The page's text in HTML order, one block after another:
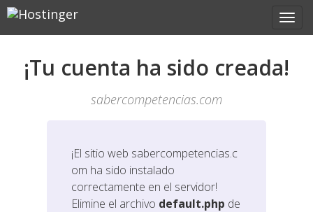
¡Tu cuenta ha sido creada!
sabercompetencias.com
¡El sitio web sabercompetencias.c
om ha sido instalado
correctamente en el servidor!
Elimine el archivo default.php de